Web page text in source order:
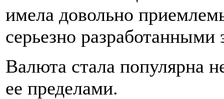
имела довольно
серьезно
Валюта стала популярна
ее пределами.